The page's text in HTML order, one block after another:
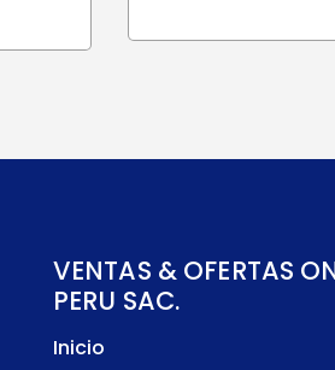
VENTAS & OFERTAS
PERU SAC.
Inicio